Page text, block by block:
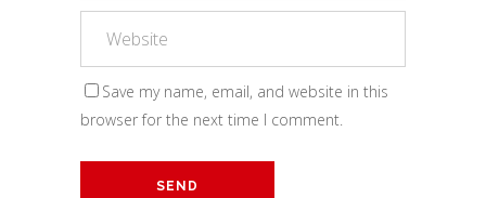
Save my name, email, and website in this
browser for the next time I comment.